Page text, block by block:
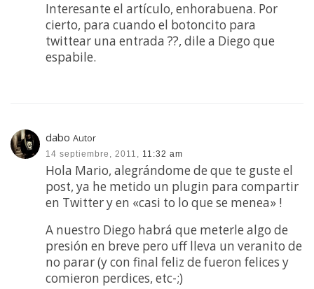
Interesante el artículo, enhorabuena. Por
cierto, para cuando el botoncito para
twittear una entrada ??, dile a Diego que
espabile.
dabo Autor
14 septiembre, 2011, 11:32 am
Hola Mario, alegrándome de que te guste el
post, ya he metido un plugin para compartir
en Twitter y en «casi to lo que se menea» !
A nuestro Diego habrá que meterle algo de
presión en breve pero uff lleva un veranito de
no parar (y con final feliz de fueron felices y
comieron perdices, etc-;)